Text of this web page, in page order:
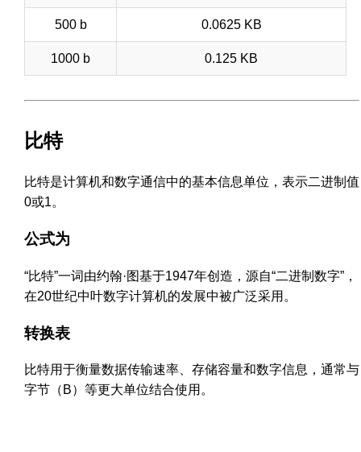
500 b 0.0625 KB
1000 b 0.125 KB
比特
比特是计算机和数字通信中的基本信息单位，表示二进制值
0或1。
公式为
“比特”一词由约翰·图基于1947年创造，源自“二进制数字”，
在20世纪中叶数字计算机的发展中被广泛采用。
转换表
比特用于衡量数据传输速率、存储容量和数字信息，通常与
字节（B）等更大单位结合使用。